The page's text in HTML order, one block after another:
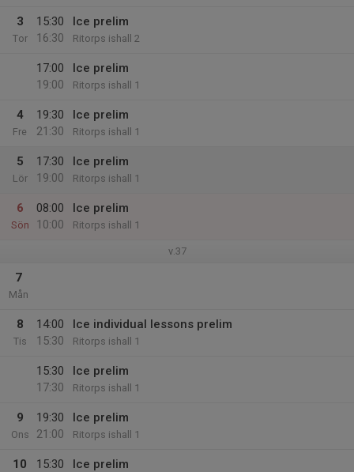
3
Tor
15:30
16:30
Ice prelim
Ritorps ishall 2
17:00
19:00
Ice prelim
Ritorps ishall 1
4
Fre
19:30
21:30
Ice prelim
Ritorps ishall 1
5
Lör
17:30
19:00
Ice prelim
Ritorps ishall 1
6
Sön
08:00
10:00
Ice prelim
Ritorps ishall 1
v.37
7
Mån
8
Tis
14:00
15:30
Ice individual lessons prelim
Ritorps ishall 1
15:30
17:30
Ice prelim
Ritorps ishall 1
9
Ons
19:30
21:00
Ice prelim
Ritorps ishall 1
10
15:30
Ice prelim